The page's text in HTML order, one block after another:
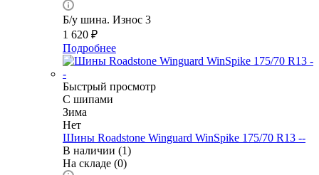
Б/у шина. Износ 3
1 620 ₽
Подробнее
Быстрый просмотр
С шипами
Зима
Нет
Шины Roadstone Winguard WinSpike 175/70 R13 --
В наличии (1)
На складе (0)